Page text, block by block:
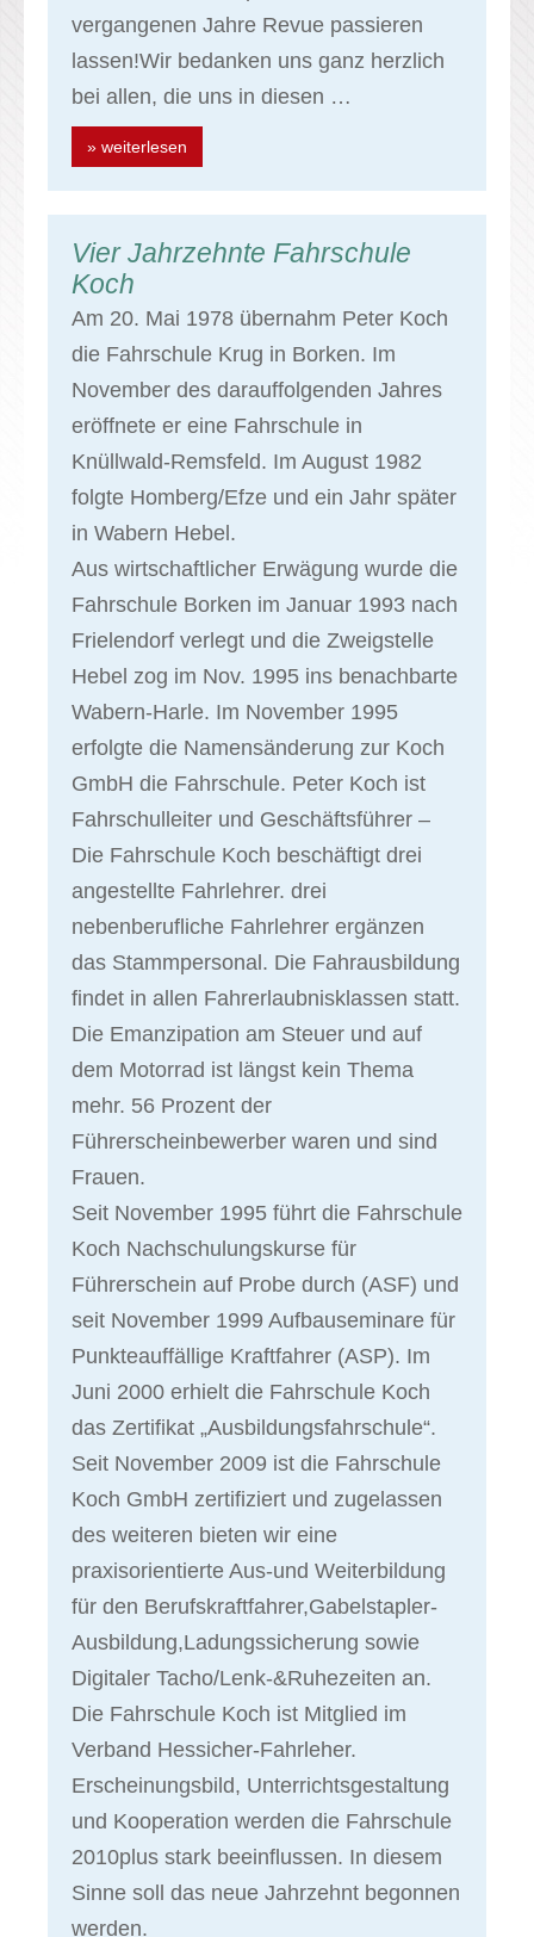
vergangenen Jahre Revue passieren
lassen!Wir bedanken uns ganz herzlich
bei allen, die uns in diesen …
» weiterlesen
Vier Jahrzehnte Fahrschule
Koch
Am 20. Mai 1978 übernahm Peter Koch
die Fahrschule Krug in Borken. Im
November des darauffolgenden Jahres
eröffnete er eine Fahrschule in
Knüllwald-Remsfeld. Im August 1982
folgte Homberg/Efze und ein Jahr später
in Wabern Hebel.
Aus wirtschaftlicher Erwägung wurde die
Fahrschule Borken im Januar 1993 nach
Frielendorf verlegt und die Zweigstelle
Hebel zog im Nov. 1995 ins benachbarte
Wabern-Harle. Im November 1995
erfolgte die Namensänderung zur Koch
GmbH die Fahrschule. Peter Koch ist
Fahrschulleiter und Geschäftsführer –
Die Fahrschule Koch beschäftigt drei
angestellte Fahrlehrer. drei
nebenberufliche Fahrlehrer ergänzen
das Stammpersonal. Die Fahrausbildung
findet in allen Fahrerlaubnisklassen statt.
Die Emanzipation am Steuer und auf
dem Motorrad ist längst kein Thema
mehr. 56 Prozent der
Führerscheinbewerber waren und sind
Frauen.
Seit November 1995 führt die Fahrschule
Koch Nachschulungskurse für
Führerschein auf Probe durch (ASF) und
seit November 1999 Aufbauseminare für
Punkteauffällige Kraftfahrer (ASP). Im
Juni 2000 erhielt die Fahrschule Koch
das Zertifikat „Ausbildungsfahrschule“.
Seit November 2009 ist die Fahrschule
Koch GmbH zertifiziert und zugelassen
des weiteren bieten wir eine
praxisorientierte Aus-und Weiterbildung
für den Berufskraftfahrer,Gabelstapler-
Ausbildung,Ladungssicherung sowie
Digitaler Tacho/Lenk-&Ruhezeiten an.
Die Fahrschule Koch ist Mitglied im
Verband Hessicher-Fahrleher.
Erscheinungsbild, Unterrichtsgestaltung
und Kooperation werden die Fahrschule
2010plus stark beeinflussen. In diesem
Sinne soll das neue Jahrzehnt begonnen
werden.